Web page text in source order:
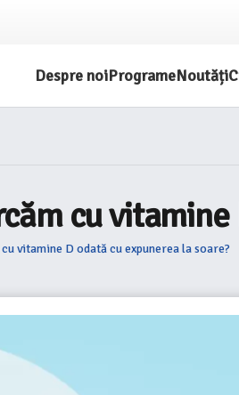
Despre noiProgrameNoutăți
cu
vitamine D odată cu expunerea la soare?